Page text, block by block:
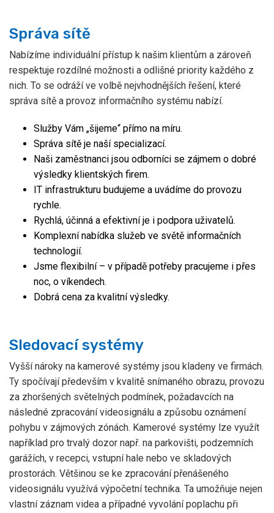
Správa sítě
Nabízíme individuální přístup k našim klientům a zároveň
respektuje rozdílné možnosti a odlišné priority každého z
nich. To se odráží ve volbě nejvhodnějších řešení, které
správa sítě a provoz informačního systému nabízí.
Služby Vám „šijeme“ přímo na míru.
Správa sítě je naší specializací.
Naši zaměstnanci jsou odborníci se zájmem o dobré
výsledky klientských firem.
IT infrastrukturu budujeme a uvádíme do provozu
rychle.
Rychlá, účinná a efektivní je i podpora uživatelů.
Komplexní nabídka služeb ve světě informačních
technologií.
Jsme flexibilní – v případě potřeby pracujeme i přes
noc, o víkendech.
Dobrá cena za kvalitní výsledky.
Sledovací systémy
Vyšší nároky na kamerové systémy jsou kladeny ve firmách.
Ty spočívají především v kvalitě snímaného obrazu, provozu
za zhoršených světelných podmínek, požadavcích na
následné zpracování videosignálu a způsobu oznámení
pohybu v zájmových zónách. Kamerové systémy lze využít
například pro trvalý dozor např. na parkovišti, podzemních
garážích, v recepci, vstupní hale nebo ve skladových
prostorách. Většinou se ke zpracování přenášeného
videosignálu využívá výpočetní technika. Ta umožňuje nejen
vlastní záznam videa a případné vyvolání poplachu při